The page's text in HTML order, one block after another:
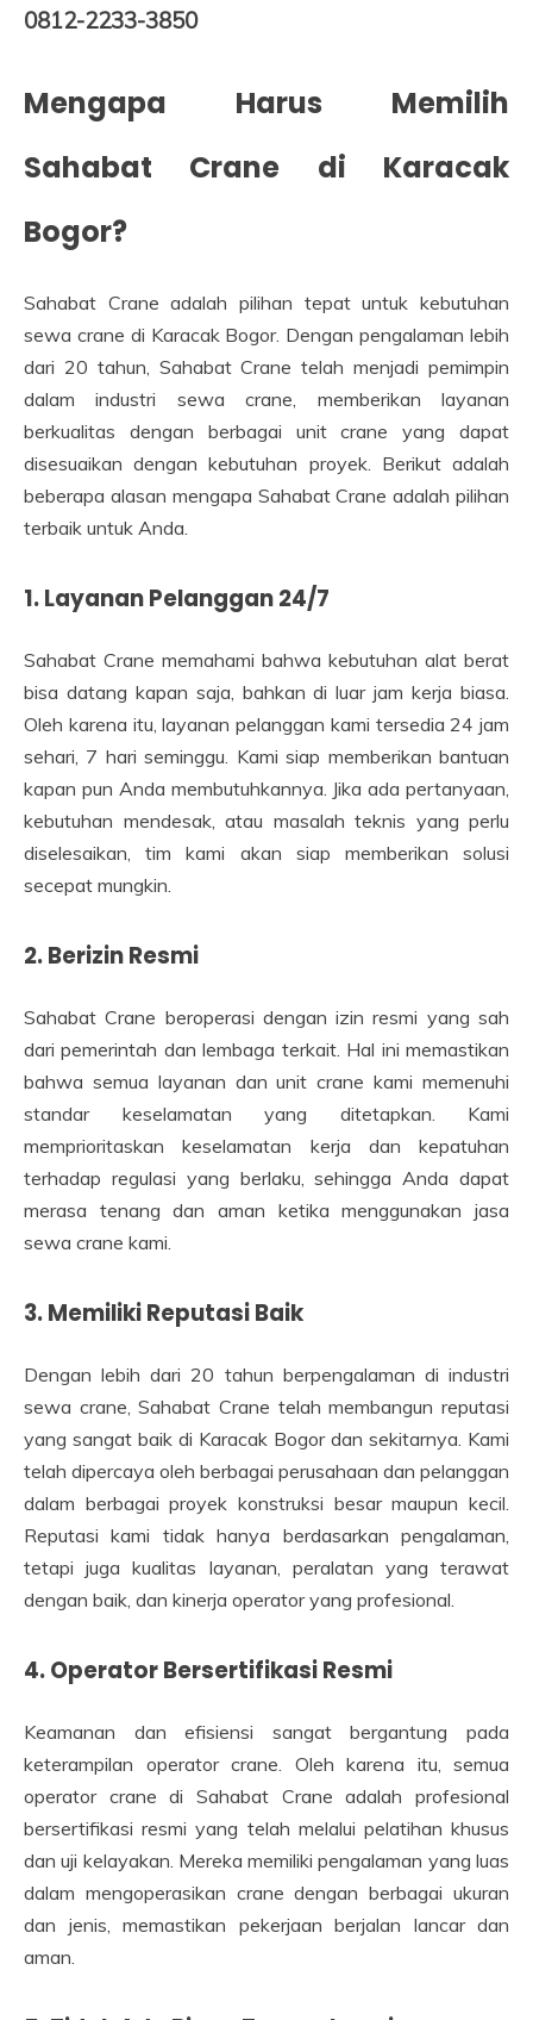
0812-2233-3850
Mengapa Harus Memilih
Sahabat Crane di Karacak
Bogor?
Sahabat Crane adalah pilihan tepat untuk kebutuhan
sewa crane di Karacak Bogor. Dengan pengalaman lebih
dari 20 tahun, Sahabat Crane telah menjadi pemimpin
dalam industri sewa crane, memberikan layanan
berkualitas dengan berbagai unit crane yang dapat
disesuaikan dengan kebutuhan proyek. Berikut adalah
beberapa alasan mengapa Sahabat Crane adalah pilihan
terbaik untuk Anda.
1. Layanan Pelanggan 24/7
Sahabat Crane memahami bahwa kebutuhan alat berat
bisa datang kapan saja, bahkan di luar jam kerja biasa.
Oleh karena itu, layanan pelanggan kami tersedia 24 jam
sehari, 7 hari seminggu. Kami siap memberikan bantuan
kapan pun Anda membutuhkannya. Jika ada pertanyaan,
kebutuhan mendesak, atau masalah teknis yang perlu
diselesaikan, tim kami akan siap memberikan solusi
secepat mungkin.
2. Berizin Resmi
Sahabat Crane beroperasi dengan izin resmi yang sah
dari pemerintah dan lembaga terkait. Hal ini memastikan
bahwa semua layanan dan unit crane kami memenuhi
standar keselamatan yang ditetapkan. Kami
memprioritaskan keselamatan kerja dan kepatuhan
terhadap regulasi yang berlaku, sehingga Anda dapat
merasa tenang dan aman ketika menggunakan jasa
sewa crane kami.
3. Memiliki Reputasi Baik
Dengan lebih dari 20 tahun berpengalaman di industri
sewa crane, Sahabat Crane telah membangun reputasi
yang sangat baik di Karacak Bogor dan sekitarnya. Kami
telah dipercaya oleh berbagai perusahaan dan pelanggan
dalam berbagai proyek konstruksi besar maupun kecil.
Reputasi kami tidak hanya berdasarkan pengalaman,
tetapi juga kualitas layanan, peralatan yang terawat
dengan baik, dan kinerja operator yang profesional.
4. Operator Bersertifikasi Resmi
Keamanan dan efisiensi sangat bergantung pada
keterampilan operator crane. Oleh karena itu, semua
operator crane di Sahabat Crane adalah profesional
bersertifikasi resmi yang telah melalui pelatihan khusus
dan uji kelayakan. Mereka memiliki pengalaman yang luas
dalam mengoperasikan crane dengan berbagai ukuran
dan jenis, memastikan pekerjaan berjalan lancar dan
aman.